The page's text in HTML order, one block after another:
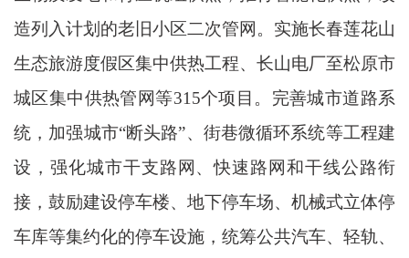
造列入计划的老旧小区二次管网。实施长春莲花山
生态旅游度假区集中供热工程、长山电厂至松原市
城区集中供热管网等315个项目。完善城市道路系
统，加强城市“断头路”、街巷微循环系统等工程建
设，强化城市干支路网、快速路网和干线公路衔
接，鼓励建设停车楼、地下停车场、机械式立体停
车库等集约化的停车设施，统筹公共汽车、轻轨、